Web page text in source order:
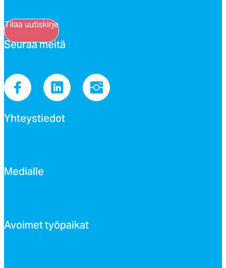
Tilaa uutiskirje
Seu­raa mei­tä
Yh­teys­tie­dot
Me­dial­le
Avoi­met työ­pai­kat